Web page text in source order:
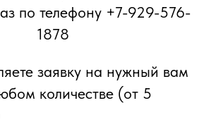
по телефону +7-929-576-
1878
заявку на нужный вам
количестве (от 5